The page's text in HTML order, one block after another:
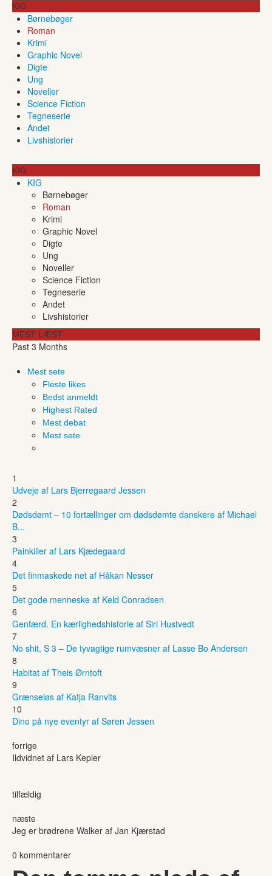
KIG
Børnebøger
Roman
Krimi
Graphic Novel
Digte
Ung
Noveller
Science Fiction
Tegneserie
Andet
Livshistorier
KIG
KIG
Børnebøger
Roman
Krimi
Graphic Novel
Digte
Ung
Noveller
Science Fiction
Tegneserie
Andet
Livshistorier
MEST LÆST
Past 3 Months
Mest sete
Fleste likes
Bedst anmeldt
Highest Rated
Mest debat
Mest sete
1
Udveje af Lars Bjerregaard Jessen
2
Dødsdømt – 10 fortællinger om dødsdømte danskere af Michael
B...
3
Painkiller af Lars Kjædegaard
4
Det finmaskede net af Håkan Nesser
5
Det gode menneske af Keld Conradsen
6
Genfærd. En kærlighedshistorie af Siri Hustvedt
7
No shit, S 3 – De tyvagtige rumvæsner af Lasse Bo Andersen
8
Habitat af Theis Ørntoft
9
Grænseløs af Katja Ranvits
10
Dino på nye eventyr af Søren Jessen
forrige
Ildvidnet af Lars Kepler
tilfældig
næste
Jeg er brødrene Walker af Jan Kjærstad
0 kommentarer